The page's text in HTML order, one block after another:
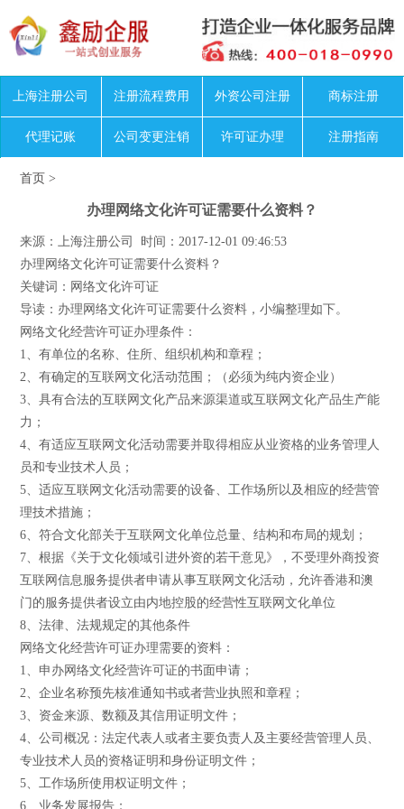
上海注册公司 注册流程费用 外资公司注册 商标注册
代理记账 公司变更注销 许可证办理 注册指南
首页 >
办理网络文化许可证需要什么资料？
来源：上海注册公司 时间：2017-12-01 09:46:53
办理网络文化许可证需要什么资料？
关键词：网络文化许可证
导读：办理网络文化许可证需要什么资料，小编整理如下。
网络文化经营许可证办理条件：
1、有单位的名称、住所、组织机构和章程；
2、有确定的互联网文化活动范围；（必须为纯内资企业）
3、具有合法的互联网文化产品来源渠道或互联网文化产品生产能
力；
4、有适应互联网文化活动需要并取得相应从业资格的业务管理人
员和专业技术人员；
5、适应互联网文化活动需要的设备、工作场所以及相应的经营管
理技术措施；
6、符合文化部关于互联网文化单位总量、结构和布局的规划；
7、根据《关于文化领域引进外资的若干意见》，不受理外商投资
互联网信息服务提供者申请从事互联网文化活动，允许香港和澳
门的服务提供者设立由内地控股的经营性互联网文化单位
8、法律、法规规定的其他条件
网络文化经营许可证办理需要的资料：
1、申办网络文化经营许可证的书面申请；
2、企业名称预先核准通知书或者营业执照和章程；
3、资金来源、数额及其信用证明文件；
4、公司概况：法定代表人或者主要负责人及主要经营管理人员、
专业技术人员的资格证明和身份证明文件；
5、工作场所使用权证明文件；
6、业务发展报告；